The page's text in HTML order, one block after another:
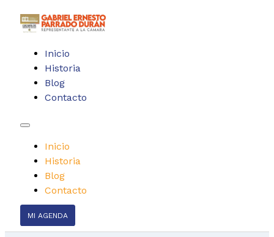
Inicio
Historia
Blog
Contacto
Inicio
Historia
Blog
Contacto
MI AGENDA